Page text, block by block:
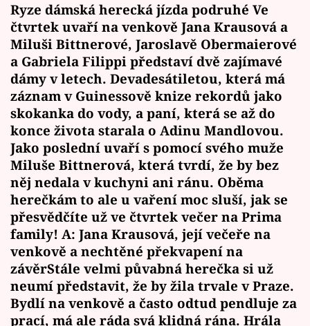
Ryze dámská herecká jízda podruhé Ve
čtvrtek uvaří na venkově Jana Krausová a
Miluši Bittnerové, Jaroslavě Obermaierové
a Gabriela Filippi představí dvě zajímavé
dámy v letech. Devadesátiletou, která má
záznam v Guinessově knize rekordů jako
skokanka do vody, a paní, která se až do
konce života starala o Adinu Mandlovou.
Jako poslední uvaří s pomocí svého muže
Miluše Bittnerová, která tvrdí, že by bez
něj nedala v kuchyni ani ránu. Oběma
herečkám to ale u vaření moc sluší, jak se
přesvědčíte už ve čtvrtek večer na Prima
family! A: Jana Krausová, její večeře na
venkově a nechtěné překvapení na
závěrStále velmi půvabná herečka si už
neumí představit, že by žila trvale v Praze.
Bydlí na venkově a často odtud pendluje za
prací, má ale ráda svá klidná rána. Hrála